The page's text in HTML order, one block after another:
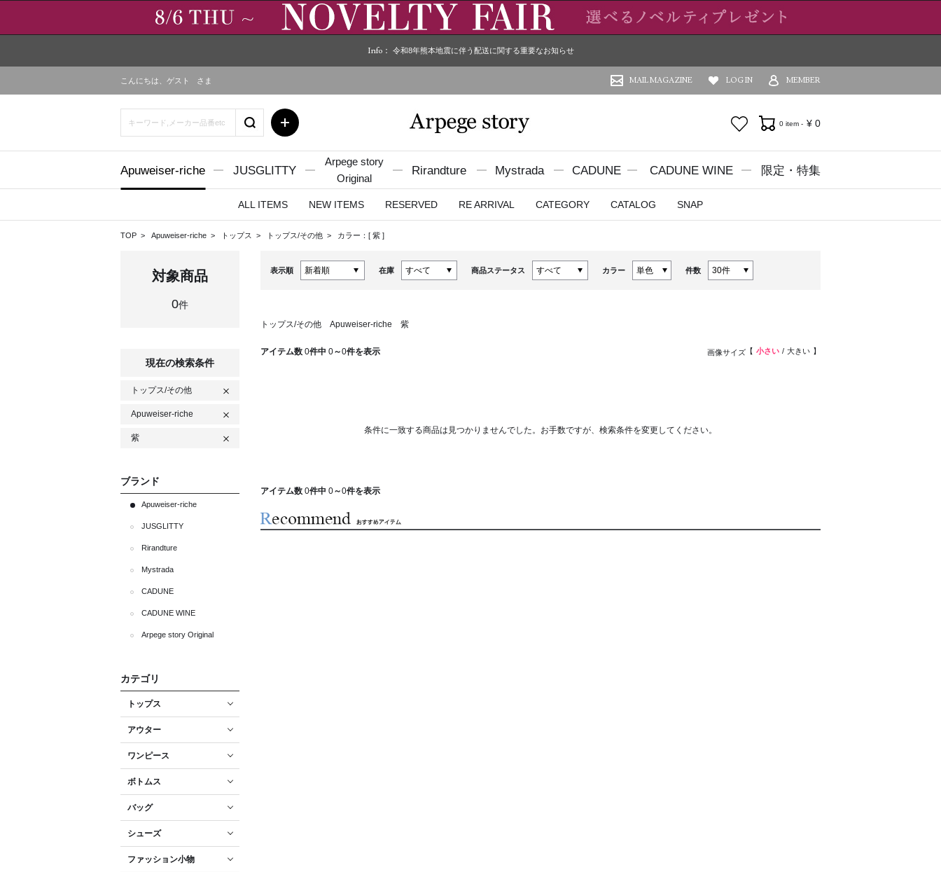
Info： 令和8年熊本地震に伴う配送に関する重要なお知らせ
こんにちは、 ゲスト さま MAIL MAGAZINE LOG IN MEMBER
お気に入り0 item - ¥ 0
Apuweiser-riche JUSGLITTY
Arpege story
Original
Rirandture Mystrada CADUNE CADUNE WINE 限定・特集
ALL ITEMS NEW ITEMS RESERVED RE ARRIVAL CATEGORY CATALOG SNAP
TOP Apuweiser-riche トップス トップス/その他 カラー：[ 紫 ]
対象商品
0件
現在の検索条件
トップス/その他
Apuweiser-riche
紫
ブランド
Apuweiser-riche
JUSGLITTY
Rirandture
Mystrada
CADUNE
CADUNE WINE
Arpege story Original
カテゴリ
トップス
アウター
ワンピース
ボトムス
バッグ
シューズ
ファッション小物
表示順 在庫 商品ステータス カラー 件数
トップス/その他 Apuweiser-riche 紫
アイテム数 0件中 0～0件を表示 画像サイズ 小さい 大きい
条件に一致する商品は見つかりませんでした。お手数ですが、検索条件を変更してください。
アイテム数 0件中 0～0件を表示